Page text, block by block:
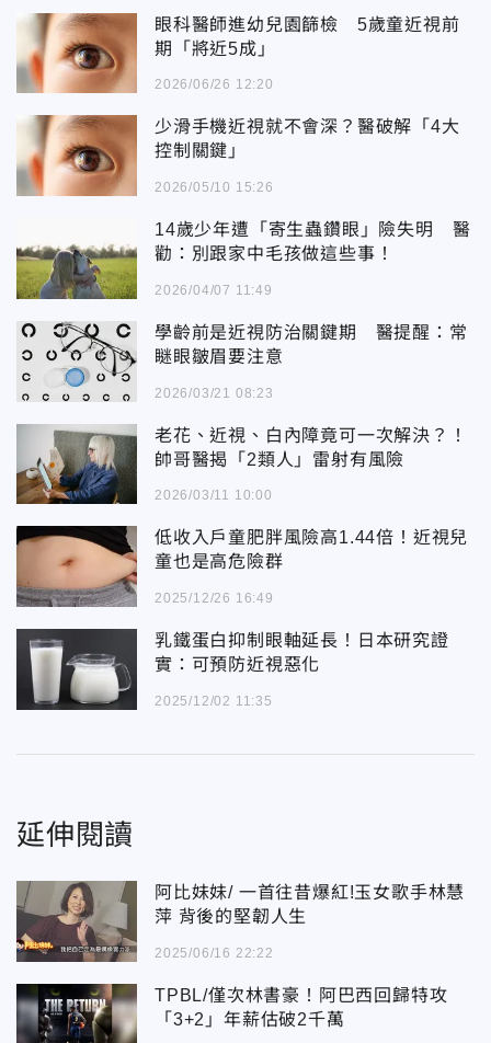
眼科醫師進幼兒園篩檢 5歲童近視前
期「將近5成」
2026/06/26 12:20
少滑手機近視就不會深？醫破解「4大
控制關鍵」
2026/05/10 15:26
14歲少年遭「寄生蟲鑽眼」險失明 醫
勸：別跟家中毛孩做這些事！
2026/04/07 11:49
學齡前是近視防治關鍵期 醫提醒：常
瞇眼皺眉要注意
2026/03/21 08:23
老花、近視、白內障竟可一次解決？！
帥哥醫揭「2類人」雷射有風險
2026/03/11 10:00
低收入戶童肥胖風險高1.44倍！近視兒
童也是高危險群
2025/12/26 16:49
乳鐵蛋白抑制眼軸延長！日本研究證
實：可預防近視惡化
2025/12/02 11:35
延伸閱讀
阿比妹妹/ 一首往昔爆紅!玉女歌手林慧
萍 背後的堅韌人生
2025/06/16 22:22
TPBL/僅次林書豪！阿巴西回歸特攻
「3+2」年薪估破2千萬